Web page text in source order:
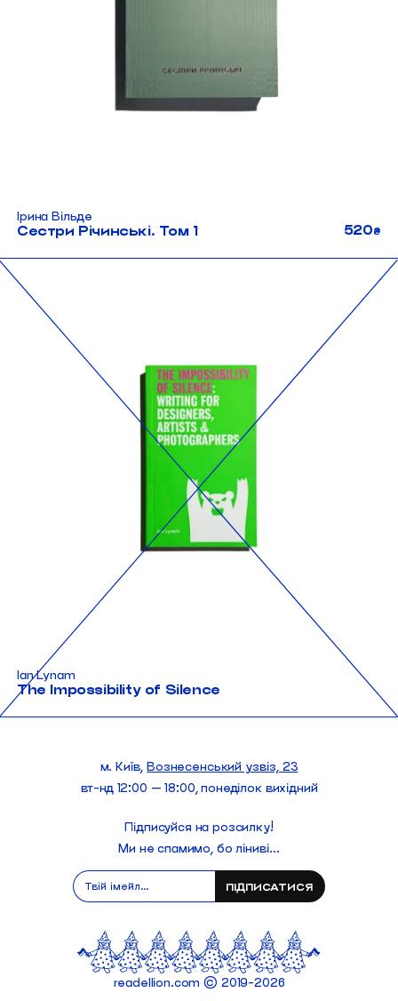
Ірина Вільде
Сестри Річинські. Том 1 520₴
Ian Lynam
The Impossibility of Silence
Підписуйся на розсилку!
Ми не спамимо, бо ліниві...
м. Київ, Вознесенський узвіз, 23
вт-нд 12:00 — 18:00, понеділок вихідний
readellion.com © 2019-2026